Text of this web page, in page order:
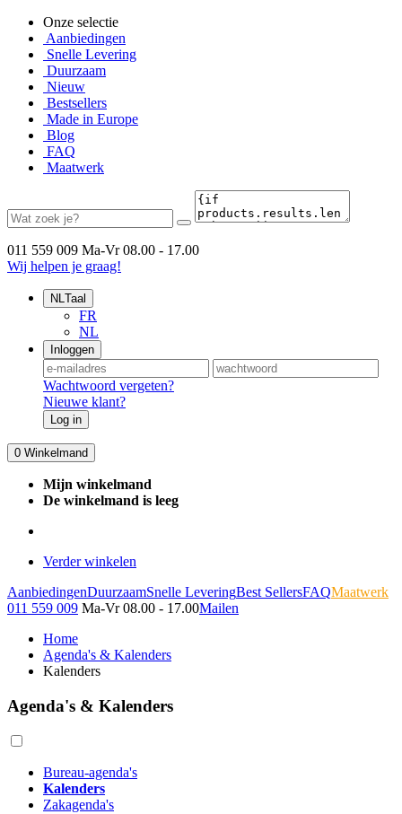
Onze selectie
Aanbiedingen
Snelle Levering
Duurzaam
Nieuw
Bestsellers
Made in Europe
Blog
FAQ
Maatwerk
011 559 009 Ma-Vr 08.00 - 17.00
Wij helpen je graag!
NLTaal
FR
NL
Inloggen
Wachtwoord vergeten?
Nieuwe klant?
Log in
0 Winkelmand
Mijn winkelmand
De winkelmand is leeg
Verder winkelen
AanbiedingenDuurzaamSnelle LeveringBest SellersFAQMaatwerk
011 559 009 Ma-Vr 08.00 - 17.00Mailen
Home
Agenda's & Kalenders
Kalenders
Agenda's & Kalenders
Bureau-agenda's
Kalenders
Zakagenda's